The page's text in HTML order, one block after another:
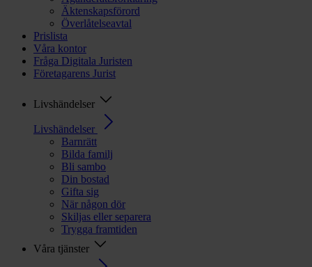
Äktenskapsförord
Överlåtelseavtal
Prislista
Våra kontor
Fråga Digitala Juristen
Företagarens Jurist
Livshändelser
Livshändelser
Barnrätt
Bilda familj
Bli sambo
Din bostad
Gifta sig
När någon dör
Skiljas eller separera
Trygga framtiden
Våra tjänster